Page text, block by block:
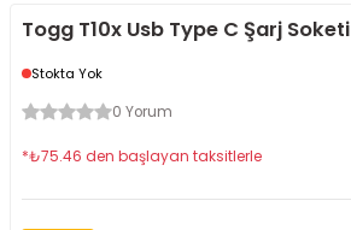
Togg T10x Usb Type C Şarj Soketi
Stokta Yok
0 Yorum
*₺75.46 den başlayan taksitlerle